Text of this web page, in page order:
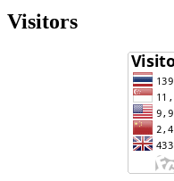
Visitors